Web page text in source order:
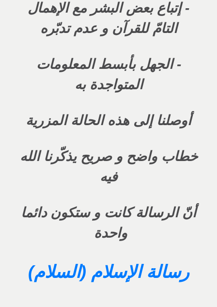
- إتباع بعض البشر مع الإهمال
التامّ للقرآن و عدم تدبّره
- الجهل بأبسط المعلومات
المتواجدة به
أوصلنا إلى هذه الحالة المزرية
خطاب واضح و صريح يذكّرنا الله
فيه
أنّ الرسالة كانت و ستكون دائما
واحدة
رسالة الإسلام (السلام)